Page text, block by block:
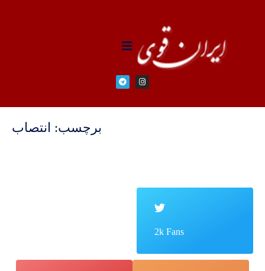
برچسب: انتصاب
2k Fans